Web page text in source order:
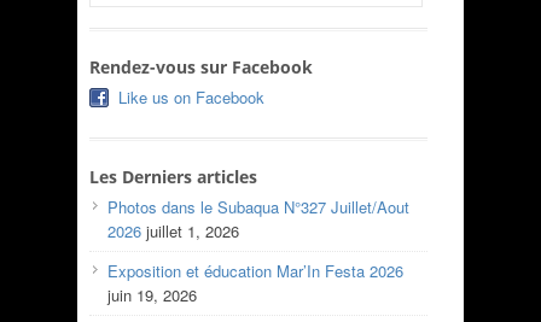
Rendez-vous sur Facebook
Like us on Facebook
Les Derniers articles
Photos dans le Subaqua N°327 Juillet/Aout
2026 juillet 1, 2026
Exposition et éducation Mar’In Festa 2026
juin 19, 2026